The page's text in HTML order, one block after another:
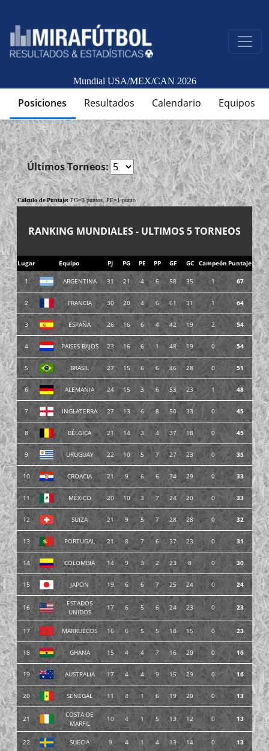
Mundial USA/MEX/CAN 2026
Posiciones Resultados Calendario Equipos
Últimos Torneos:
Calculo de Puntaje:PG=3 puntos, PE=1 punto
RANKING MUNDIALES - ULTIMOS 5 TORNEOS
Lugar Equipo PJ PG PE PP GF GC Campeón Puntaje
1 ARGENTINA 31 21 4 6 58 35 1 67
2 FRANCIA 30 20 4 6 61 31 1 64
3 ESPAÑA 26 16 6 4 42 19 2 54
4 PAISES BAJOS 23 16 6 1 48 19 0 54
5 BRASIL 27 15 6 6 46 28 0 51
6 ALEMANIA 24 15 3 6 53 23 1 48
7 INGLATERRA 27 13 6 8 50 33 0 45
8 BÉLGICA 21 14 3 4 37 18 0 45
9 URUGUAY 22 10 5 7 27 23 0 35
10 CROACIA 21 9 6 6 34 29 0 33
11 MÉXICO 20 10 3 7 24 20 0 33
12 SUIZA 21 9 5 7 28 28 0 32
13 PORTUGAL 21 8 7 6 37 23 0 31
14 COLOMBIA 14 9 3 2 23 8 0 30
15 JAPON 19 6 6 7 25 24 0 24
16
ESTADOS
UNIDOS
17 6 5 6 24 23 0 23
17 MARRUECOS 16 6 5 5 18 15 0 23
18 GHANA 15 4 4 7 16 20 0 16
19 AUSTRALIA 17 4 4 9 15 29 0 16
20 SENEGAL 11 4 1 6 19 20 0 13
21
COSTA DE
MARFIL
10 4 1 5 13 12 0 13
22 SUECIA 9 4 1 4 13 14 0 13